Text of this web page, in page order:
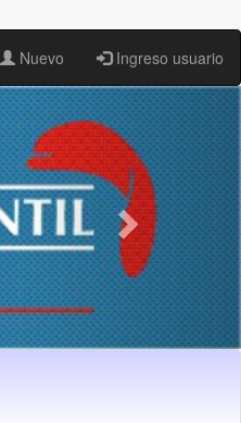
Nuevo Ingreso usuario